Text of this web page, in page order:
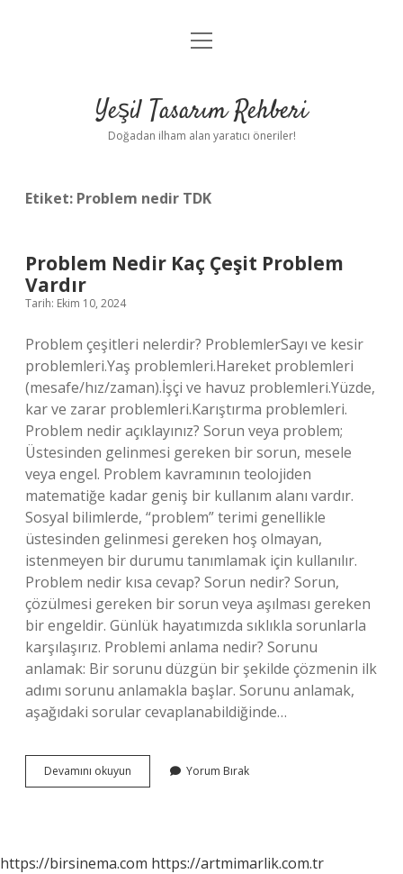
Anasayfa
Yasal Uyarı
menüyü
Yeşil Tasarım Rehberi
Doğadan ilham alan yaratıcı öneriler!
Etiket: Problem nedir TDK
Problem Nedir Kaç Çeşit Problem
Vardır
Tarih: Ekim 10, 2024
Problem çeşitleri nelerdir? ProblemlerSayı ve kesir
problemleri.Yaş problemleri.Hareket problemleri
(mesafe/hız/zaman).İşçi ve havuz problemleri.Yüzde,
kar ve zarar problemleri.Karıştırma problemleri.
Problem nedir açıklayınız? Sorun veya problem;
Üstesinden gelinmesi gereken bir sorun, mesele
veya engel. Problem kavramının teolojiden
matematiğe kadar geniş bir kullanım alanı vardır.
Sosyal bilimlerde, “problem” terimi genellikle
üstesinden gelinmesi gereken hoş olmayan,
istenmeyen bir durumu tanımlamak için kullanılır.
Problem nedir kısa cevap? Sorun nedir? Sorun,
çözülmesi gereken bir sorun veya aşılması gereken
bir engeldir. Günlük hayatımızda sıklıkla sorunlarla
karşılaşırız. Problemi anlama nedir? Sorunu
anlamak: Bir sorunu düzgün bir şekilde çözmenin ilk
adımı sorunu anlamakla başlar. Sorunu anlamak,
aşağıdaki sorular cevaplanabildiğinde…
Devamını okuyun Problem
Nedir
Yorum Bırak
https://birsinema.com https://artmimarlik.com.tr